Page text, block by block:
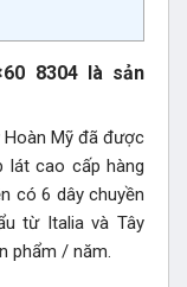
8304 là sản
Mỹ đã được
lát cao cấp hàng
có 6 dây chuyền
từ Italia và Tây
phẩm / năm.